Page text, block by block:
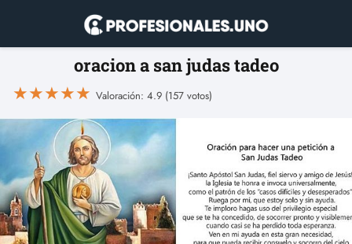
oracion a san judas tadeo
★★★★★ Valoración: 4.9 (157 votos)